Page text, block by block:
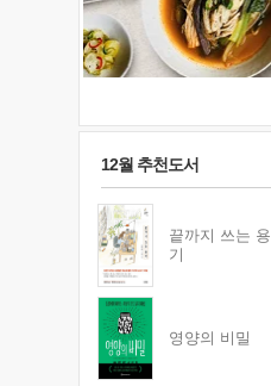
12월 추천도서
끝까지 쓰는 용
기
영양의 비밀